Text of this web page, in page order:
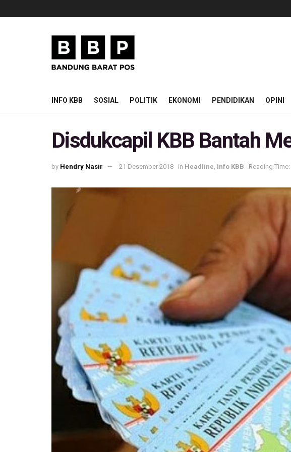
INFO KBB SOSIAL POLITIK EKONOMI PENDIDIKAN OPINI
Disdukcapil KBB Bantah
by Hendry Nasir 21 Desember 2018 in Headline Info KBB Reading